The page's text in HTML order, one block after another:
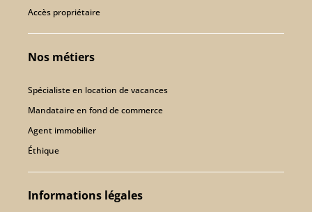
Accès propriétaire
Nos métiers
Spécialiste en location de vacances
Mandataire en fond de commerce
Agent immobilier
Éthique
Informations légales